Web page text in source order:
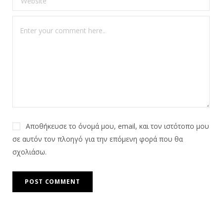
Αποθήκευσε το όνομά μου, email, και τον ιστότοπο μου
σε αυτόν τον πλοηγό για την επόμενη φορά που θα
σχολιάσω.